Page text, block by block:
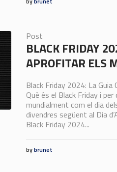
Post
BLACK FRIDAY
APROFITAR ELS
Black Friday 2024: La
Què és el Black Friday i
mundialment com el dia
divendres següent al Dia
Black Friday 2024...
bybrunet